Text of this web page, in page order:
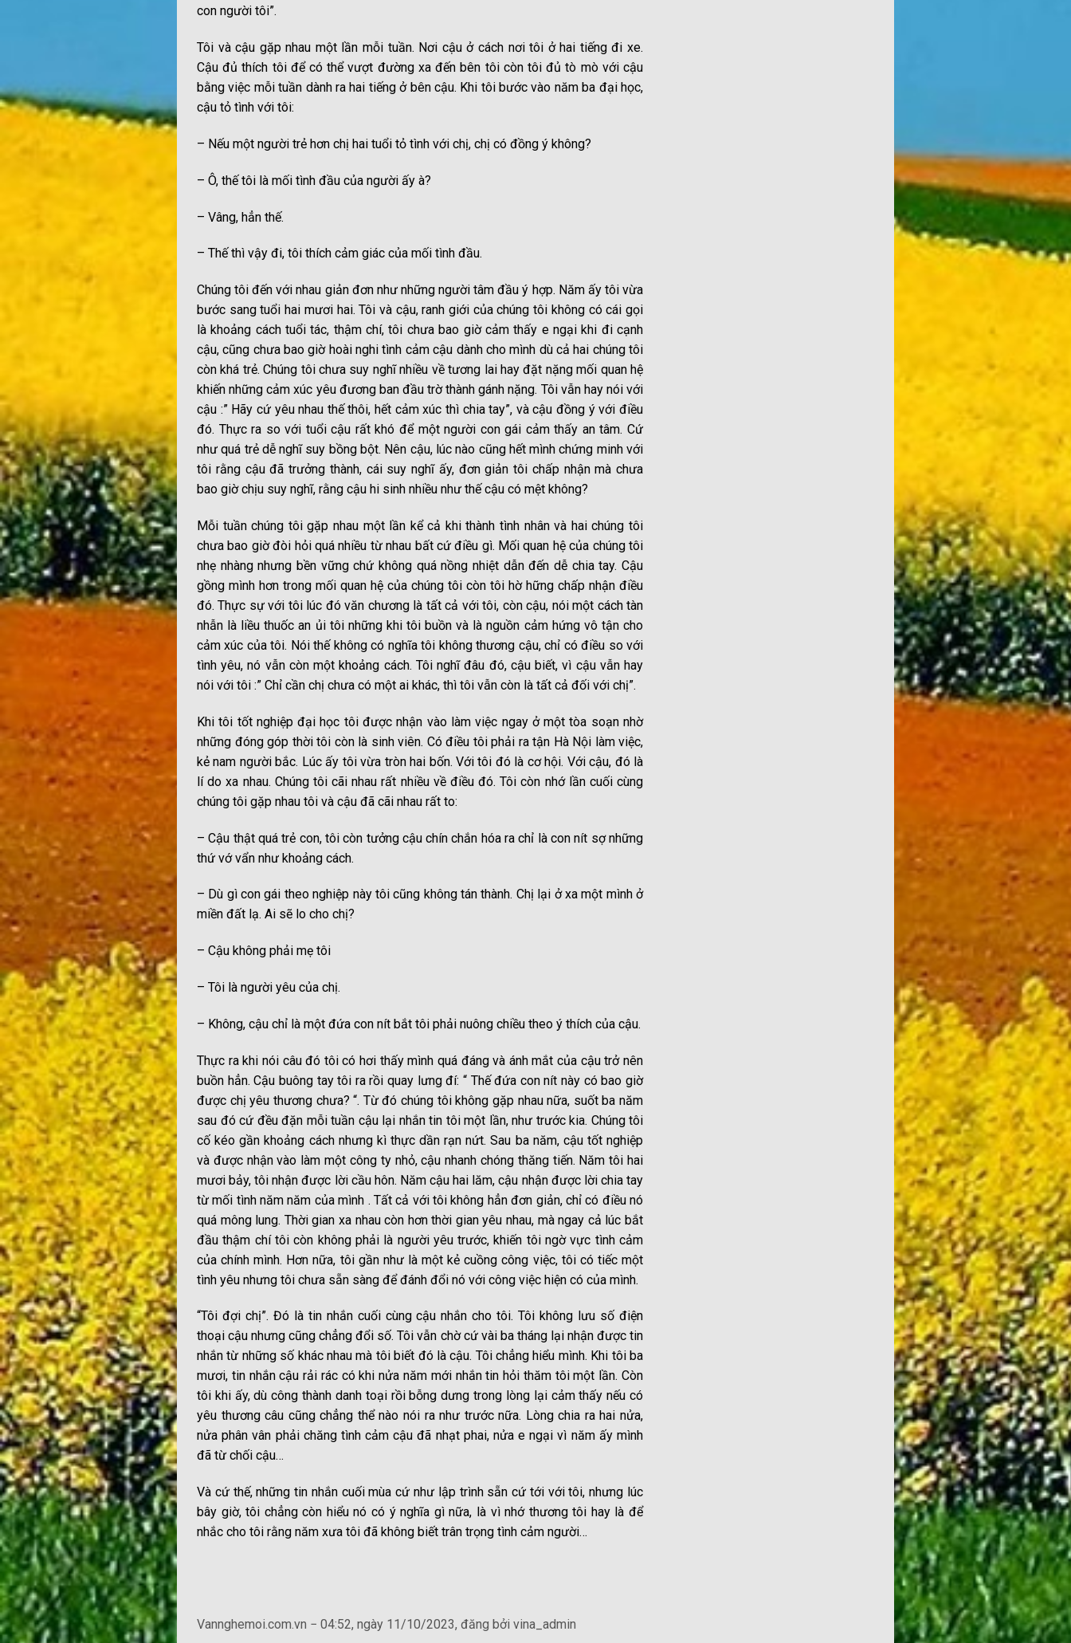
con người tôi”.
Tôi và cậu gặp nhau một lần mỗi tuần. Nơi cậu ở cách nơi tôi ở hai tiếng đi xe.
Cậu đủ thích tôi để có thể vượt đường xa đến bên tôi còn tôi đủ tò mò với cậu
bằng việc mỗi tuần dành ra hai tiếng ở bên cậu. Khi tôi bước vào năm ba đại học,
cậu tỏ tình với tôi:
– Nếu một người trẻ hơn chị hai tuổi tỏ tình với chị, chị có đồng ý không?
– Ô, thế tôi là mối tình đầu của người ấy à?
– Vâng, hẳn thế.
– Thế thì vậy đi, tôi thích cảm giác của mối tình đầu.
Chúng tôi đến với nhau giản đơn như những người tâm đầu ý hợp. Năm ấy tôi vừa
bước sang tuổi hai mươi hai. Tôi và cậu, ranh giới của chúng tôi không có cái gọi
là khoảng cách tuổi tác, thậm chí, tôi chưa bao giờ cảm thấy e ngại khi đi cạnh
cậu, cũng chưa bao giờ hoài nghi tình cảm cậu dành cho mình dù cả hai chúng tôi
còn khá trẻ. Chúng tôi chưa suy nghĩ nhiều về tương lai hay đặt nặng mối quan hệ
khiến những cảm xúc yêu đương ban đầu trờ thành gánh nặng. Tôi vẫn hay nói với
cậu :” Hãy cứ yêu nhau thế thôi, hết cảm xúc thì chia tay”, và cậu đồng ý với điều
đó. Thực ra so với tuổi cậu rất khó để một người con gái cảm thấy an tâm. Cứ
như quá trẻ dễ nghĩ suy bồng bột. Nên cậu, lúc nào cũng hết mình chứng minh với
tôi rằng cậu đã trưởng thành, cái suy nghĩ ấy, đơn giản tôi chấp nhận mà chưa
bao giờ chịu suy nghĩ, rằng cậu hi sinh nhiều như thế cậu có mệt không?
Mỗi tuần chúng tôi gặp nhau một lần kể cả khi thành tình nhân và hai chúng tôi
chưa bao giờ đòi hỏi quá nhiều từ nhau bất cứ điều gì. Mối quan hệ của chúng tôi
nhẹ nhàng nhưng bền vững chứ không quá nồng nhiệt dẫn đến dễ chia tay. Cậu
gồng mình hơn trong mối quan hệ của chúng tôi còn tôi hờ hững chấp nhận điều
đó. Thực sự với tôi lúc đó văn chương là tất cả với tôi, còn cậu, nói một cách tàn
nhẫn là liều thuốc an ủi tôi những khi tôi buồn và là nguồn cảm hứng vô tận cho
cảm xúc của tôi. Nói thế không có nghĩa tôi không thương cậu, chỉ có điều so với
tình yêu, nó vẫn còn một khoảng cách. Tôi nghĩ đâu đó, cậu biết, vì cậu vẫn hay
nói với tôi :” Chỉ cần chị chưa có một ai khác, thì tôi vẫn còn là tất cả đối với chị”.
Khi tôi tốt nghiệp đại học tôi được nhận vào làm việc ngay ở một tòa soạn nhờ
những đóng góp thời tôi còn là sinh viên. Có điều tôi phải ra tận Hà Nội làm việc,
kẻ nam người bắc. Lúc ấy tôi vừa tròn hai bốn. Với tôi đó là cơ hội. Với cậu, đó là
lí do xa nhau. Chúng tôi cãi nhau rất nhiều về điều đó. Tôi còn nhớ lần cuối cùng
chúng tôi gặp nhau tôi và cậu đã cãi nhau rất to:
– Cậu thật quá trẻ con, tôi còn tưởng cậu chín chắn hóa ra chỉ là con nít sợ những
thứ vớ vẩn như khoảng cách.
– Dù gì con gái theo nghiệp này tôi cũng không tán thành. Chị lại ở xa một mình ở
miền đất lạ. Ai sẽ lo cho chị?
– Cậu không phải mẹ tôi
– Tôi là người yêu của chị.
– Không, cậu chỉ là một đứa con nít bắt tôi phải nuông chiều theo ý thích của cậu.
Thực ra khi nói câu đó tôi có hơi thấy mình quá đáng và ánh mắt của cậu trở nên
buồn hẳn. Cậu buông tay tôi ra rồi quay lưng đí: “ Thế đứa con nít này có bao giờ
được chị yêu thương chưa? “. Từ đó chúng tôi không gặp nhau nữa, suốt ba năm
sau đó cứ đều đặn mỗi tuần cậu lại nhắn tin tôi một lần, như trước kia. Chúng tôi
cố kéo gần khoảng cách nhưng kì thực dần rạn nứt. Sau ba năm, cậu tốt nghiệp
và được nhận vào làm một công ty nhỏ, cậu nhanh chóng thăng tiến. Năm tôi hai
mươi bảy, tôi nhận được lời cầu hôn. Năm cậu hai lăm, cậu nhận được lời chia tay
từ mối tình năm năm của mình . Tất cả với tôi không hẳn đơn giản, chỉ có điều nó
quá mông lung. Thời gian xa nhau còn hơn thời gian yêu nhau, mà ngay cả lúc bắt
đầu thậm chí tôi còn không phải là người yêu trước, khiến tôi ngờ vực tình cảm
của chính mình. Hơn nữa, tôi gần như là một kẻ cuồng công việc, tôi có tiếc một
tình yêu nhưng tôi chưa sẵn sàng để đánh đổi nó với công việc hiện có của mình.
“Tôi đợi chị”. Đó là tin nhắn cuối cùng cậu nhắn cho tôi. Tôi không lưu số điện
thoại cậu nhưng cũng chẳng đổi số. Tôi vẫn chờ cứ vài ba tháng lại nhận được tin
nhắn từ những số khác nhau mà tôi biết đó là cậu. Tôi chẳng hiểu mình. Khi tôi ba
mươi, tin nhắn cậu rải rác có khi nửa năm mới nhắn tin hỏi thăm tôi một lần. Còn
tôi khi ấy, dù công thành danh toại rồi bỗng dưng trong lòng lại cảm thấy nếu có
yêu thương câu cũng chẳng thể nào nói ra như trước nữa. Lòng chia ra hai nửa,
nửa phân vân phải chăng tình cảm cậu đã nhạt phai, nửa e ngại vì năm ấy mình
đã từ chối cậu…
Và cứ thế, những tin nhắn cuối mùa cứ như lập trình sẵn cứ tới với tôi, nhưng lúc
bây giờ, tôi chẳng còn hiểu nó có ý nghĩa gì nữa, là vì nhớ thương tôi hay là để
nhắc cho tôi rằng năm xưa tôi đã không biết trân trọng tình cảm người…
Vannghemoi.com.vn − 04:52, ngày 11/10/2023, đăng bởi vina_admin